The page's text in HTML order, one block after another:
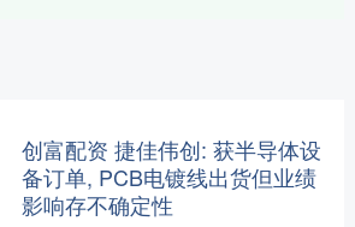
创富配资 捷佳伟创: 获半导体设
备订单, PCB电镀线出货但业绩
影响存不确定性